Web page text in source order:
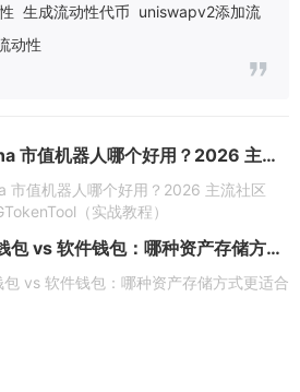
生成流动性代币 uniswapv2添加流
动性
Solana 市值机器人哪个好用？2026 主流社区推荐 GTokenTool（实战教程）
市值机器人哪个好用？2026 主流社区
（实战教程）
硬件钱包 vs 软件钱包：哪种资产存储方式更适合你？
包 vs 软件钱包：哪种资产存储方式更适合